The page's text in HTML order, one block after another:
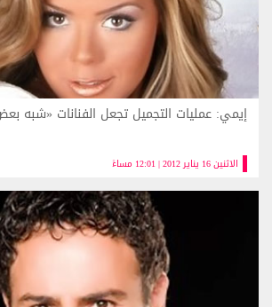
الاثنين 16 يناير 2012 | 12:01 مساءً
إيمي: عمليات التجميل تجعل الفنانات «شبه